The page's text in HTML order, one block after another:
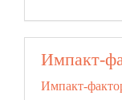
Импакт-
Импакт-